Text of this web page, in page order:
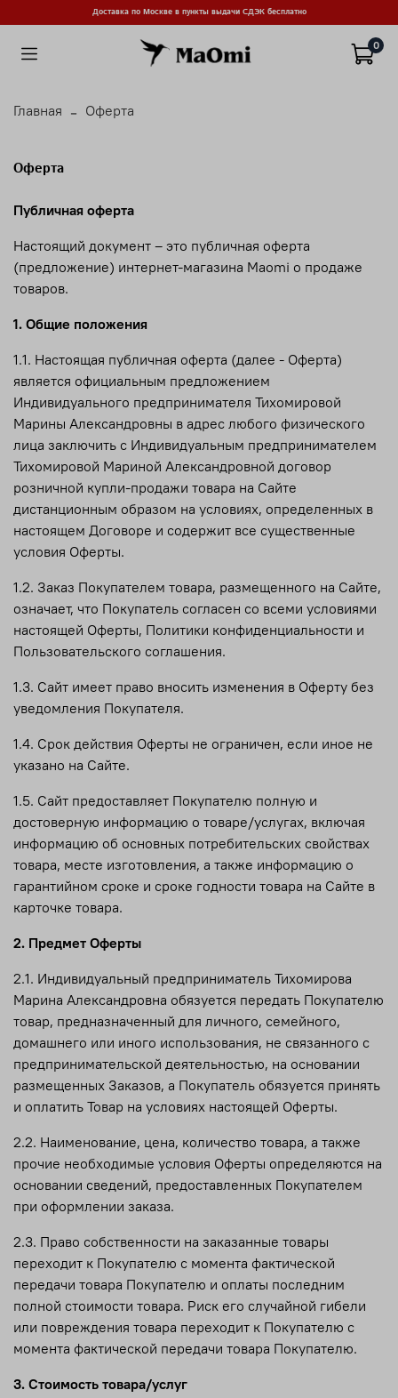
Доставка по Москве в пункты выдачи СДЭК бесплатно
0
Главная Оферта
Оферта
Публичная оферта
Настоящий документ – это публичная оферта
(предложение) интернет-магазина Maomi о продаже
товаров.
1. Общие положения
1.1. Настоящая публичная оферта (далее - Оферта)
является официальным предложением
Индивидуального предпринимателя Тихомировой
Марины Александровны в адрес любого физического
лица заключить с Индивидуальным предпринимателем
Тихомировой Мариной Александровной договор
розничной купли-продажи товара на Сайте
дистанционным образом на условиях, определенных в
настоящем Договоре и содержит все существенные
условия Оферты.
1.2. Заказ Покупателем товара, размещенного на Сайте,
означает, что Покупатель согласен со всеми условиями
настоящей Оферты, Политики конфиденциальности и
Пользовательского соглашения.
1.3. Сайт имеет право вносить изменения в Оферту без
уведомления Покупателя.
1.4. Срок действия Оферты не ограничен, если иное не
указано на Сайте.
1.5. Сайт предоставляет Покупателю полную и
достоверную информацию о товаре/услугах, включая
информацию об основных потребительских свойствах
товара, месте изготовления, а также информацию о
гарантийном сроке и сроке годности товара на Сайте в
карточке товара.
2. Предмет Оферты
2.1. Индивидуальный предприниматель Тихомирова
Марина Александровна обязуется передать Покупателю
товар, предназначенный для личного, семейного,
домашнего или иного использования, не связанного с
предпринимательской деятельностью, на основании
размещенных Заказов, а Покупатель обязуется принять
и оплатить Товар на условиях настоящей Оферты.
2.2. Наименование, цена, количество товара, а также
прочие необходимые условия Оферты определяются на
основании сведений, предоставленных Покупателем
при оформлении заказа.
2.3. Право собственности на заказанные товары
переходит к Покупателю с момента фактической
передачи товара Покупателю и оплаты последним
полной стоимости товара. Риск его случайной гибели
или повреждения товара переходит к Покупателю с
момента фактической передачи товара Покупателю.
3. Стоимость товара/услуг